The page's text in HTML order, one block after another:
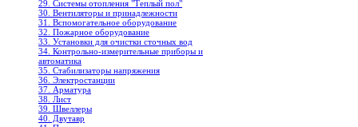
29. Системы отопления "Теплый пол"
30. Вентиляторы и принадлежности
31. Вспомогательное оборудование
32. Пожарное оборудование
33. Установки для очистки сточных вод
34. Контрольно-измерительные приборы и
автоматика
35. Стабилизаторы напряжения
36. Электростанции
37. Арматура
38. Лист
39. Швеллеры
40. Двутавр